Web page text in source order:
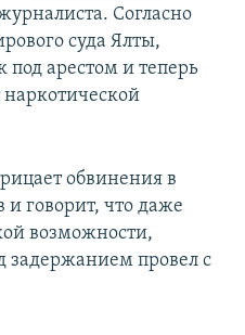
Согласно
суда Ялты,
под арестом и теперь
наркотической
обвинения в
и говорит, что даже
возможности,
задержанием провел с